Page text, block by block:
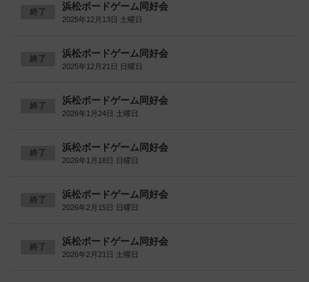
終了 浜松ボードゲーム同好会
2025年12月13日 土曜日
終了 浜松ボードゲーム同好会
2025年12月21日 日曜日
終了 浜松ボードゲーム同好会
2026年1月24日 土曜日
終了 浜松ボードゲーム同好会
2026年1月18日 日曜日
終了 浜松ボードゲーム同好会
2026年2月15日 日曜日
終了 浜松ボードゲーム同好会
2026年2月21日 土曜日